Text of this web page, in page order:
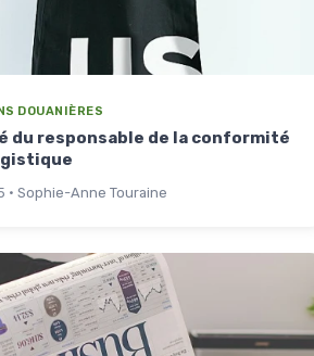
DOUANIÈRES
du responsable de la conformité
· Sophie-Anne Touraine